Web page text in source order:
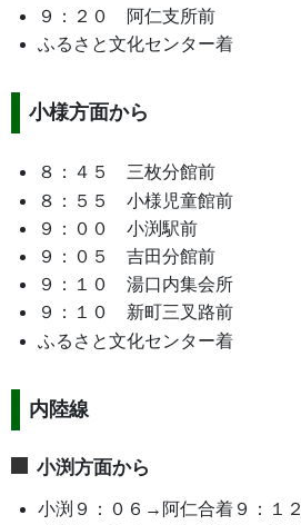
９：２０ 阿仁支所前
ふるさと文化センター着
小様方面から
８：４５ 三枚分館前
８：５５ 小様児童館前
９：００ 小渕駅前
９：０５ 吉田分館前
９：１０ 湯口内集会所
９：１０ 新町三叉路前
ふるさと文化センター着
内陸線
小渕方面から
小渕９：０６→阿仁合着９：１２